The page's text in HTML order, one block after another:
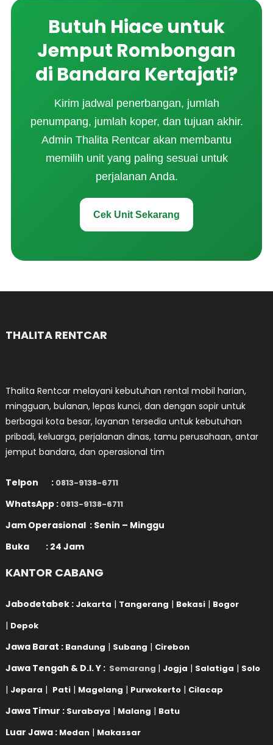
Butuh Hiace untuk
Jemput Rombongan
di Bandara Kertajati?
Kirim jadwal penerbangan, jumlah
penumpang, jumlah koper, dan tujuan akhir.
Admin Thalita Rentcar akan membantu
memilih unit yang paling sesuai untuk
perjalanan Anda.
Cek Unit Sekarang
THALITA RENTCAR
Thalita Rentcar melayani kebutuhan rental mobil harian,
mingguan, bulanan, lepas kunci, dan dengan sopir untuk
berbagai kota besar, layanan tersedia untuk kebutuhan
pribadi, keluarga, perjalanan dinas, tamu perusahaan, antar
jemput bandara, dan operasional tim
Telpon : 0813-9138-6711
WhatsApp : 0813-9138-6711
Jam Operasional : Senin – Minggu
Buka : 24 Jam
KANTOR CABANG
Jabodetabek : Jakarta | Tangerang | Bekasi | Bogor
| Depok
Jawa Barat : Bandung | Subang | Cirebon
Jawa Tengah & D.I. Y : Semarang | Jogja | Salatiga | Solo
| Jepara | Pati | Magelang | Purwokerto | Cilacap
Jawa Timur : Surabaya | Malang | Batu
Luar Jawa : Medan | Makassar